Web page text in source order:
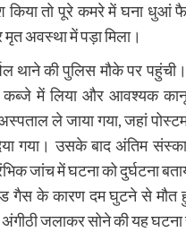
किया तो पूरे कमरे में घना धुआं
अवस्था में पड़ा मिला।
थाने की पुलिस मौके पर
में लिया और आवश्यक
ले जाया गया, जहां
गया। उसके बाद अंतिम
जांच में घटना को दुर्घटना
गैस के कारण दम घुटने से
जलाकर सोने की यह घटना